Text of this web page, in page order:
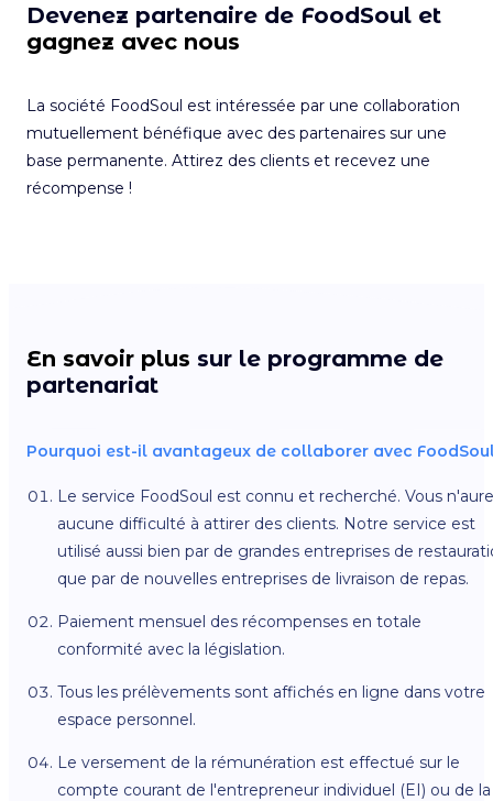
Devenez partenaire de FoodSoul et
gagnez avec nous
La société FoodSoul est intéressée par une collaboration
mutuellement bénéfique avec des partenaires sur une
base permanente. Attirez des clients et recevez une
récompense !
En savoir plus sur le programme de
partenariat
Pourquoi est-il avantageux de collaborer avec
Le service FoodSoul est connu et recherché. Vous
aucune difficulté à attirer des clients. Notre service est
utilisé aussi bien par de grandes entreprises de
que par de nouvelles entreprises de livraison de repas.
Paiement mensuel des récompenses en totale
conformité avec la législation.
Tous les prélèvements sont affichés en ligne dans votre
espace personnel.
Le versement de la rémunération est effectué sur le
compte courant de l'entrepreneur individuel (EI) ou de la